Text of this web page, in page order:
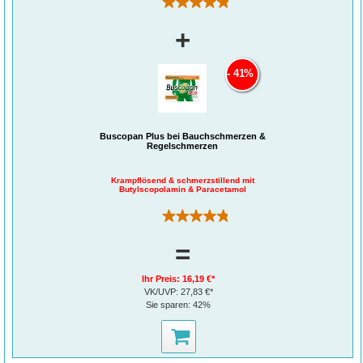
3-mal täglich 1-2 Dragées (10-20 mg Butylscopolamin) unzerkaut und mit
Wasser einnehmen. Nicht mehr als 6 Tablette innerhalb von 24 Stunden
+
Buscopan Plus bei Bauchschmerzen &
Regelschmerzen
Krampflösend & schmerzstillend mit
Butylscopolamin & Paracetamol
(135)
41%
=
Ihr Preis:16,19 €*
VK/UVP: 27,83 €*
Sie sparen:42%